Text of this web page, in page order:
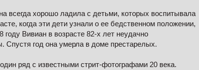
всегда хорошо ладила с детьми, которых воспитывала
когда эти дети узнали о ее бедственном положении,
году Вивиан в возрасте 82-х лет неудачно
Спустя год она умерла в доме престарелых.
ряд с известными стрит-фотографами 20 века.